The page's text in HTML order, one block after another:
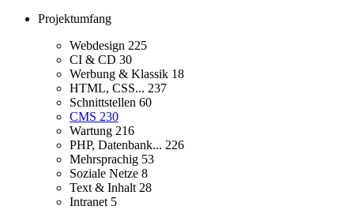
Projektumfang
Webdesign 225
CI & CD 30
Werbung & Klassik 18
HTML, CSS... 237
Schnittstellen 60
CMS 230
Wartung 216
PHP, Datenbank... 226
Mehrsprachig 53
Soziale Netze 8
Text & Inhalt 28
Intranet 5